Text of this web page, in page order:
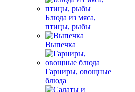
Блюда из мяса,
птицы, рыбы
Выпечка
Гарниры, овощные
блюда